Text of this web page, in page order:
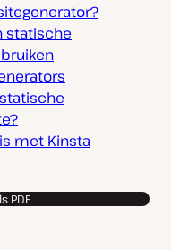
statische
met Kinsta
PDF